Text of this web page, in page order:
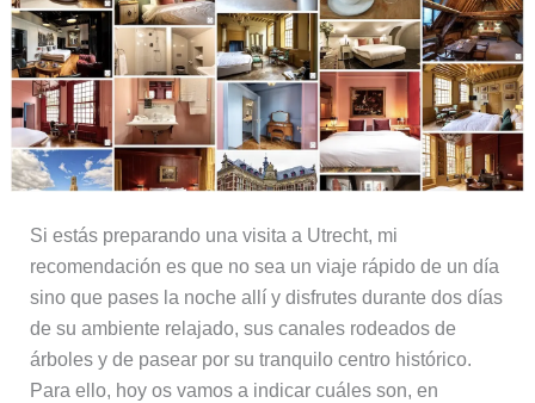
Si estás preparando una visita a Utrecht, mi
recomendación es que no sea un viaje rápido de un día
sino que pases la noche allí y disfrutes durante dos días
de su ambiente relajado, sus canales rodeados de
árboles y de pasear por su tranquilo centro histórico.
Para ello, hoy os vamos a indicar cuáles son, en